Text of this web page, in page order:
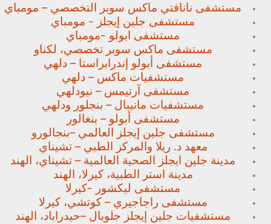
مستشفى نانافتي ماكس سوبر التخصصي – مومباي
مستشفى جلين إيجلز - مومباي
مستشفى ابولو -مومباي
مستشفى ماكس سوبر تخصصي، لكناو
مستشفى أبولو إندرابراستا – دلهي
مستشفيات ماكس – دلهي
مستشفى آرتيمس – نيودلهي
مستشفيات مانيبال – بنجلور ودلهي
مستشفى أبولو – بنغالور
مستشفى جلين إيجلز العالمي –بنجالورو
معهد د. ريلا والمركز الطبي – تشيناي
مدينة جلين ايجلز الصحية العالمية – تشيناي، الهند
مدينة استر الطبية، كيرلا، الهند
مستشفى ليكشور -كيرلا
مستشفى راجاجيري – كوتشي، كيرلا
مستشفيات جلين إيجلز جلوبال –حيدراباد، الهند